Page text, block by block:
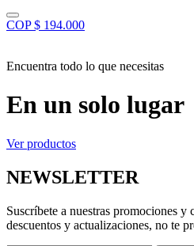
COP $ 194.000
Encuentra todo lo que necesitas
En un solo lugar
Ver productos
NEWSLETTER
Suscríbete a nuestras promociones y
descuentos y actualizaciones, no te